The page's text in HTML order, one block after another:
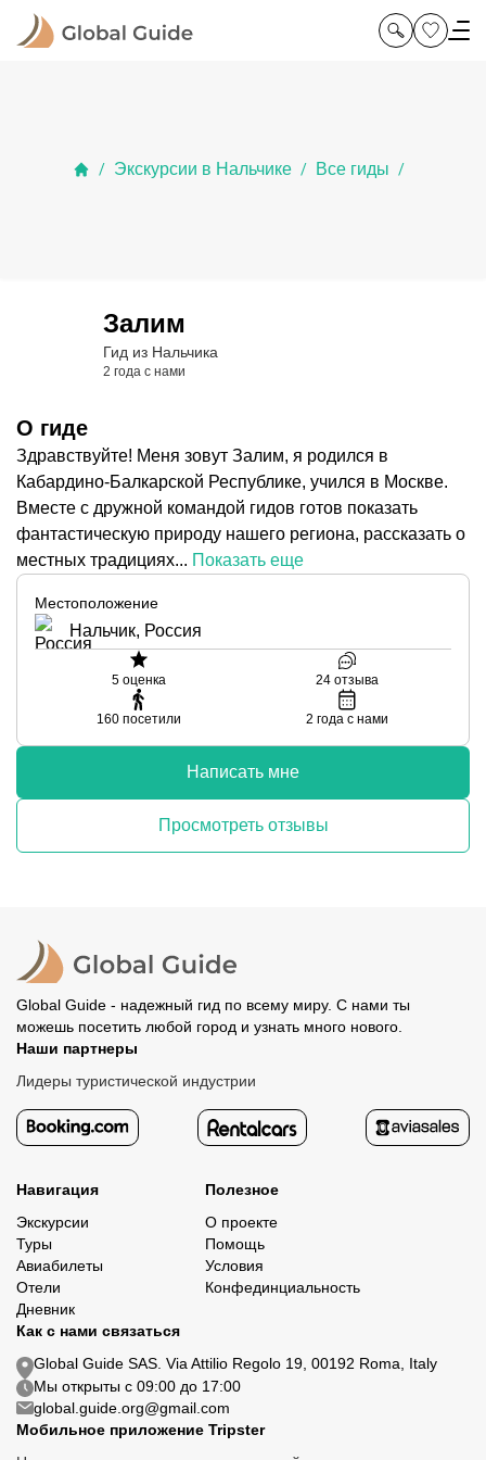
/ Экскурсии в Нальчике / Все гиды /
Залим
Гид из Нальчика
2 года с нами
О гиде
Здравствуйте! Меня зовут Залим, я родился в
Кабардино-Балкарской Республике, учился в Москве.
Вместе с дружной командой гидов готов показать
фантастическую природу нашего региона, рассказать о
местных традициях... Показать еще
Местоположение
Нальчик, Россия
5 оценка 24 отзыва
160 посетили 2 года с нами
Написать мне
Просмотреть отзывы
Global Guide - надежный гид по всему миру. С нами ты
можешь посетить любой город и узнать много нового.
Наши партнеры
Лидеры туристической индустрии
Навигация
Экскурсии
Туры
Авиабилеты
Отели
Дневник
Полезное
О проекте
Помощь
Условия
Конфединциальность
Как с нами связаться
Global Guide SAS. Via Attilio Regolo 19, 00192 Roma, Italy
Мы открыты с 09:00 до 17:00
global.guide.org@gmail.com
Мобильное приложение Tripster